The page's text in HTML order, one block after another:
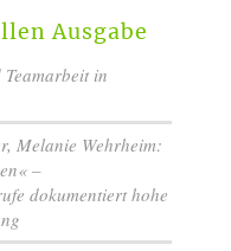
Ausgabe
in
Melanie Wehrheim:
–
dokumentiert hohe